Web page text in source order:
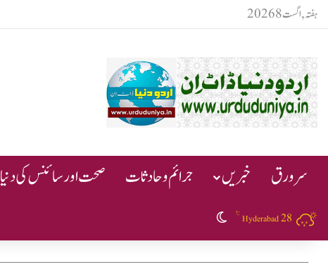
ہفتہ, اگست 8 2026
سرورق خبریں جرائم و حادثات صحت اور سائنس کی دنیا
Hyderabad28
℃